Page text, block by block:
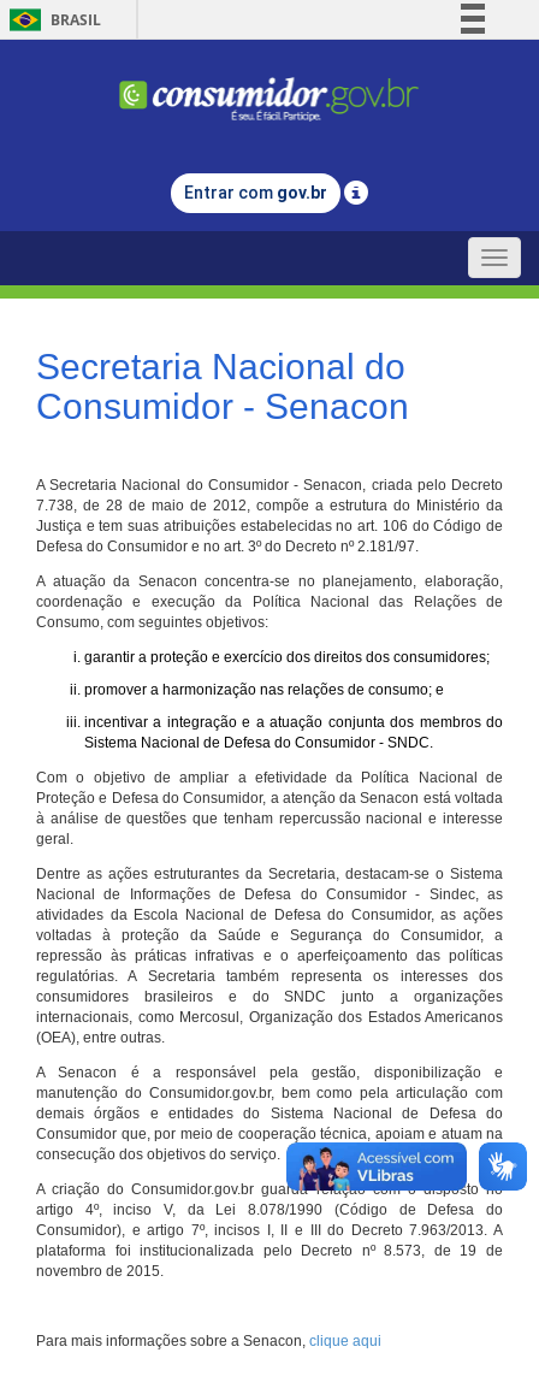
BRASIL
Comunica BR
Legislação
Entrar com gov.br
Toggle
Secretaria Nacional do
Consumidor - Senacon
A Secretaria Nacional do Consumidor - Senacon, criada pelo Decreto
7.738, de 28 de maio de 2012, compõe a estrutura do Ministério da
Justiça e tem suas atribuições estabelecidas no art. 106 do Código de
Defesa do Consumidor e no art. 3º do Decreto nº 2.181/97.
A atuação da Senacon concentra-se no planejamento, elaboração,
coordenação e execução da Política Nacional das Relações de
Consumo, com seguintes objetivos:
garantir a proteção e exercício dos direitos dos consumidores;
promover a harmonização nas relações de consumo; e
incentivar a integração e a atuação conjunta dos membros do
Sistema Nacional de Defesa do Consumidor - SNDC.
Com o objetivo de ampliar a efetividade da Política Nacional de
Proteção e Defesa do Consumidor, a atenção da Senacon está voltada
à análise de questões que tenham repercussão nacional e interesse
geral.
Dentre as ações estruturantes da Secretaria, destacam-se o Sistema
Nacional de Informações de Defesa do Consumidor - Sindec, as
atividades da Escola Nacional de Defesa do Consumidor, as ações
voltadas à proteção da Saúde e Segurança do Consumidor, a
repressão às práticas infrativas e o aperfeiçoamento das políticas
regulatórias. A Secretaria também representa os interesses dos
consumidores brasileiros e do SNDC junto a organizações
internacionais, como Mercosul, Organização dos Estados Americanos
(OEA), entre outras.
A Senacon é a responsável pela gestão, disponibilização e
manutenção do Consumidor.gov.br, bem como pela articulação com
demais órgãos e entidades do Sistema Nacional de Defesa do
Consumidor que, por meio de cooperação técnica, apoiam e atuam na
consecução dos objetivos do serviço.
A criação do Consumidor.gov.br guarda relação com o disposto no
artigo 4º, inciso V, da Lei 8.078/1990 (Código de Defesa do
Consumidor), e artigo 7º, incisos I, II e III do Decreto 7.963/2013. A
plataforma foi institucionalizada pelo Decreto nº 8.573, de 19 de
novembro de 2015.
Para mais informações sobre a Senacon, clique aqui